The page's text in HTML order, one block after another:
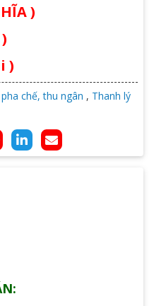
)
)
chế, thu ngân , Thanh lý